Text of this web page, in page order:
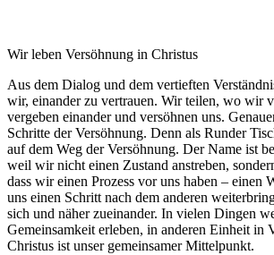
Wir leben Versöhnung in Christus
Aus dem Dialog und dem vertieften
wir, einander zu vertrauen. Wir teilen, wo wir
vergeben einander und versöhnen uns.
Schritte der Versöhnung. Denn als Runder
auf dem Weg der Versöhnung. Der Name ist
weil wir nicht einen Zustand anstreben,
dass wir einen Prozess vor uns haben – einen
uns einen Schritt nach dem anderen
sich und näher zueinander. In vielen Dingen
Gemeinsamkeit erleben, in anderen Einheit in
Christus ist unser gemeinsamer Mittelpunkt.